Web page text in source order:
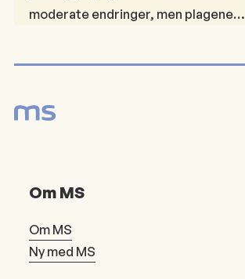
moderate endringer, men plagene…
Om MS
Om MS
Ny med MS